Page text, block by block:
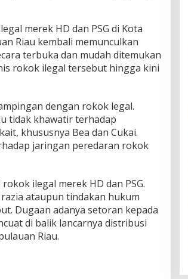
merek HD dan PSG di Kota
Riau kembali memunculkan
terbuka dan mudah ditemukan
rokok ilegal tersebut hingga kini
dengan rokok legal.
tidak khawatir terhadap
khususnya Bea dan Cukai.
jaringan peredaran rokok
ilegal merek HD dan PSG.
ataupun tindakan hukum
Dugaan adanya setoran kepada
di balik lancarnya distribusi
Riau.